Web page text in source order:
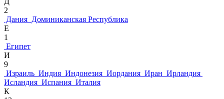
2
Дания Доминиканская Республика
Е
1
Египет
И
9
Израиль Индия Индонезия Иордания Иран Ирландия
Исландия Испания Италия
К